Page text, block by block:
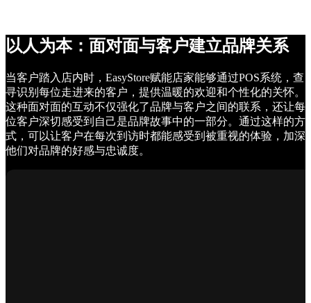
以人为本：面对面与客户建立品牌关系
当客户踏入店内时，EasyStore赋能店家能够通过POS系统，查
寻识别每位走进来的客户，提供温暖的欢迎和个性化的关怀。
这种面对面的互动不仅强化了品牌与客户之间的联系，还让每
位客户深切感受到自己是品牌故事中的一部分。通过这样的方
式，可以让客户在每次到访时都能感受到被重视的体验，加深
他们对品牌的好感与忠诚度。